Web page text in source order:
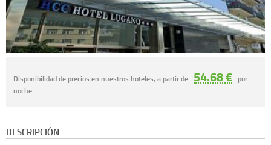
Disponibilidad de precios en nuestros hoteles, a partir de 54.68 € por
noche.
DESCRIPCIÓN